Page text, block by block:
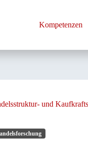
Kompetenzen
und